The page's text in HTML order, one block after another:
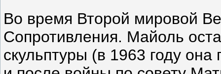
Во время Второй мировой
Сопротивления. Майоль
скульптуры (в 1963 году